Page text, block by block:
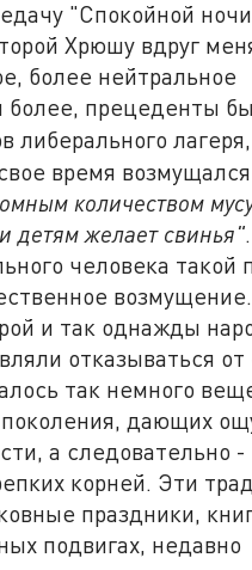
"Спокойной
Хрюшу вдруг
более нейтральное
более, прецеденты
либерального лагеря,
время
количеством
детям желает свинья"
человека такой
и так однажды
отказываться от
так немного
дающих
а следовательно
корней. Эти
праздники,
подвигах, недавно